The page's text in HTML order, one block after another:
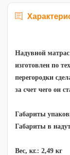
Надувной
изготовлен по
перегородки
за счет чего он
Габариты
Габариты в
Вес, кг.: 2,49 кг